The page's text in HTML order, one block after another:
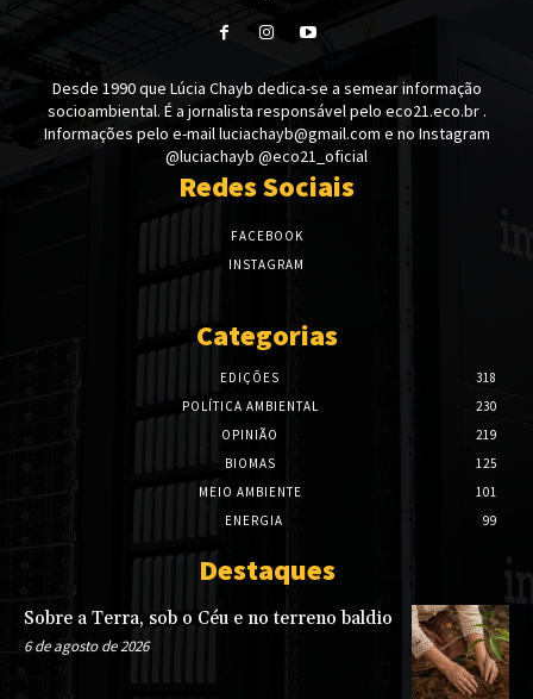
Desde 1990 que Lúcia Chayb dedica-se a semear informação
socioambiental. É a jornalista responsável pelo eco21.eco.br .
Informações pelo e-mail luciachayb@gmail.com e no Instagram
@luciachayb @eco21_oficial
Redes Sociais
FACEBOOK
INSTAGRAM
Categorias
EDIÇÕES
318
POLÍTICA AMBIENTAL
230
OPINIÃO
219
BIOMAS
125
MEIO AMBIENTE
101
ENERGIA
99
Destaques
Sobre a Terra, sob o Céu e no terreno baldio
6 de agosto de 2026